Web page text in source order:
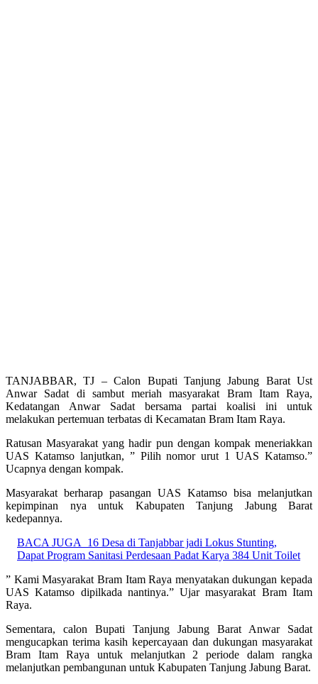
TANJABBAR, TJ – Calon Bupati Tanjung Jabung Barat Ust
Anwar Sadat di sambut meriah masyarakat Bram Itam Raya,
Kedatangan Anwar Sadat bersama partai koalisi ini untuk
melakukan pertemuan terbatas di Kecamatan Bram Itam Raya.
Ratusan Masyarakat yang hadir pun dengan kompak meneriakkan
UAS Katamso lanjutkan, ” Pilih nomor urut 1 UAS Katamso.”
Ucapnya dengan kompak.
Masyarakat berharap pasangan UAS Katamso bisa melanjutkan
kepimpinan nya untuk Kabupaten Tanjung Jabung Barat
kedepannya.
BACA JUGA
16 Desa di Tanjabbar jadi Lokus Stunting,
Dapat Program Sanitasi Perdesaan Padat Karya 384 Unit Toilet
” Kami Masyarakat Bram Itam Raya menyatakan dukungan kepada
UAS Katamso dipilkada nantinya.” Ujar masyarakat Bram Itam
Raya.
Sementara, calon Bupati Tanjung Jabung Barat Anwar Sadat
mengucapkan terima kasih kepercayaan dan dukungan masyarakat
Bram Itam Raya untuk melanjutkan 2 periode dalam rangka
melanjutkan pembangunan untuk Kabupaten Tanjung Jabung Barat.